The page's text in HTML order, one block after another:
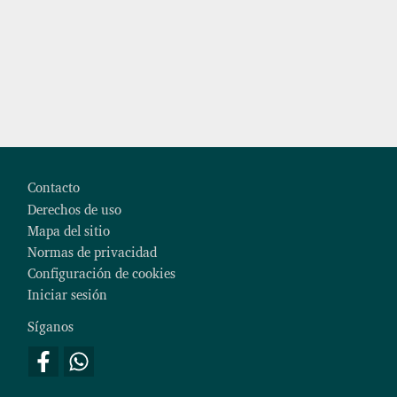
Contacto
Derechos de uso
Mapa del sitio
Normas de privacidad
Configuración de cookies
Iniciar sesión
Síganos